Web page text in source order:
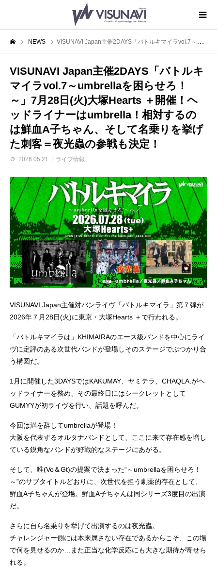
NEWS VISUNAVI Japan主催2DAYS「バトルキマイラvol.7～umbrellaを困らせろ！～」7月28日(火)大塚Hearts ＋開催！ヘッドライナーはumbrella！相対するのは鮮血A子ちゃん、そして名乗りを挙げた刺客＝夜光蟲の参戦も決定！
VISUNAVI Japan主催2DAYS「バトルキ
マイラvol.7～umbrellaを困らせろ！
～」7月28日(火)大塚Hearts ＋開催！ヘ
ッドライナーはumbrella！相対するの
は鮮血A子ちゃん、そして名乗りを挙げ
た刺客＝夜光蟲の参戦も決定！
2026.05.21 ライブ情報
VISUNAVI Japan主催対バンライヴ「バトルキマイラ」第７弾が
2026年７月28日(火)に東京・大塚Hearts ＋で行われる。
「バトルキマイラは」KHIMAIRAのエース級バンドを中心にライ
ヴに定評のある次世代バンドが登場しそのステージでぶつかり合
う構図だ。
1月に開催した3DAYSではKAKUMAY、ヤミテラ、CHAQLA.がヘ
ッドライナーを務め、その最終日にはシークレットとして
GUMYYが初ライヴを行い、話題を呼んだ。
今回は満を辞してumbrellaが登場！
大阪を代表するオルタナバンドとして、ここに来て存在感を増し
ている鋭角なバンドが好戦的なステージにあがる。
そして、唯(Vo＆Gt)の提案で決まった“～umbrellaを困らせろ！
～”のサブタイトルどおりに、次世代を担う劇薬的存在として、
鮮血A子ちゃんが登場。鮮血A子ちゃんは同シリーズ3度目の出演
だ。
さらに自ら名乗りを挙げて出演するのは夜光蟲。
チャレンジャー側には本来属さない存在であるからこそ、この場
で何を見せるのか…また正当な化学反応にも大きな期待が寄せら
れる。